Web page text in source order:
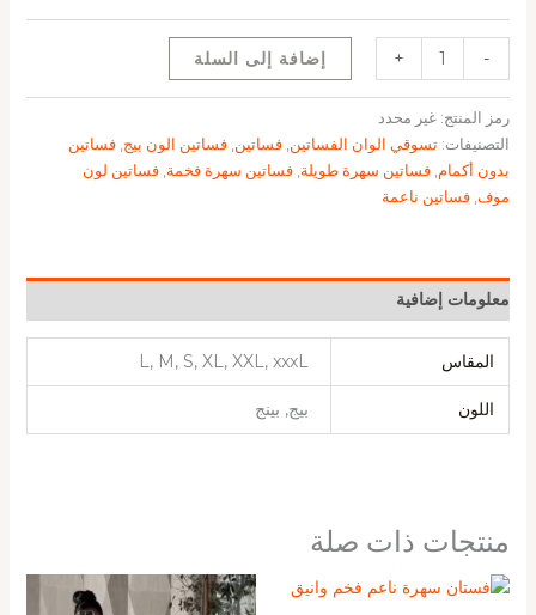
-
+ إضافة إلى السلة
رمز المنتج: غير محدد
التصنيفات: تسوقي الوان الفساتين فساتين فساتين الون بيج فساتين
بدون أكمام فساتين سهرة طويلة فساتين سهرة فخمة فساتين لون
موف, فساتين ناعمة
معلومات إضافية
المقاس L, M, S, XL, XXL, xxxL
اللون بيج, بينج
منتجات ذات صلة